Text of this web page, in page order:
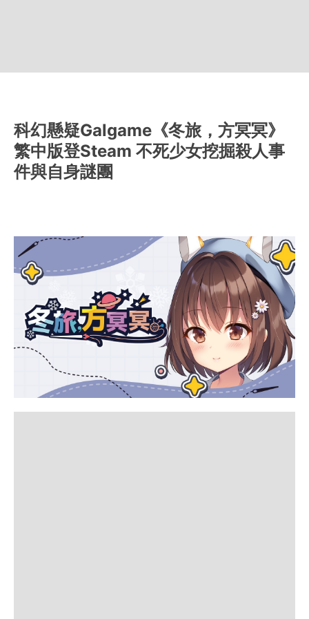
科幻懸疑Galgame《冬旅，方冥冥》
繁中版登Steam 不死少女挖掘殺人事
件與自身謎團